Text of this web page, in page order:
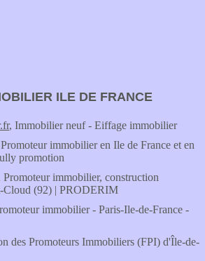
ILE DE FRANCE
, Immobilier neuf - Eiffage immobilier
immobilier en Ile de France et en
promotion
Promoteur immobilier, construction
Cloud (92) | PRODERIM
immobilier - Paris-Ile-de-France -
des Promoteurs Immobiliers (FPI) d'Île-de-